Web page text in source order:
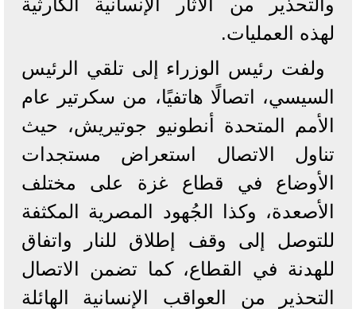
والتحذير من الآثار الإنسانية الكارثية
لهذه العمليات.
ولفت رئيس الوزراء إلى تلقي الرئيس
السيسي، اتصالًا هاتفيًا، من سكرتير عام
الأمم المتحدة أنطونيو جوتيريش، حيث
تناول الاتصال استعراض مستجدات
الأوضاع في قطاع غزة على مختلف
الأصعدة، وكذا الجُهود المصرية المكثفة
للتوصل إلى وقف إطلاق للنار واتفاق
للهدنة في القطاع، كما تضمن الاتصال
التحذير من العواقب الإنسانية الهائلة